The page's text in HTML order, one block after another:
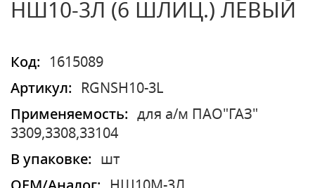
НШ10-3Л (6 ШЛИЦ.) ЛЕВЫЙ
Код:
1615089
Артикул:
RGNSH10-3L
Применяемость:
для а/м ПАО"ГАЗ"
3309,3308,33104
В упаковке:
шт